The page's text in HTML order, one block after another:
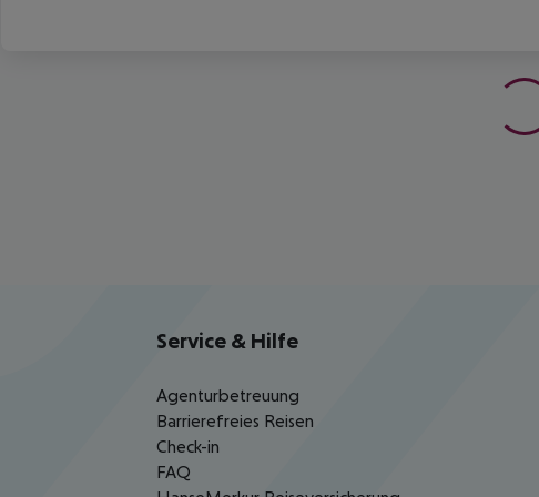
Service & Hilfe
Agenturbetreuung
Barrierefreies Reisen
Check-in
FAQ